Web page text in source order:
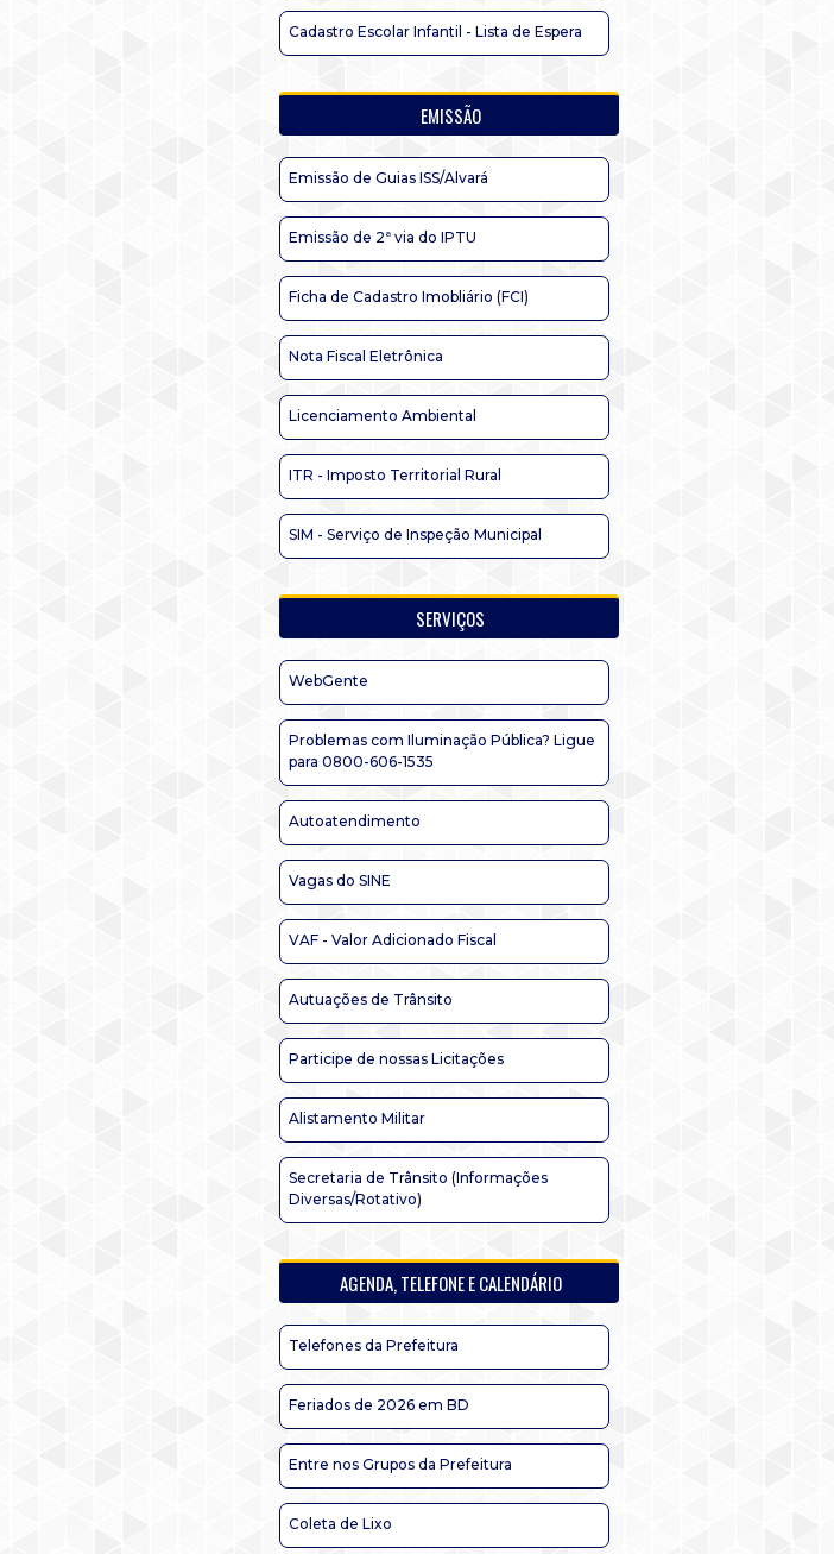
Cadastro Escolar Infantil - Lista de Espera
EMISSÃO
Emissão de Guias ISS/Alvará
Emissão de 2ª via do IPTU
Ficha de Cadastro Imobliário (FCI)
Nota Fiscal Eletrônica
Licenciamento Ambiental
ITR - Imposto Territorial Rural
SIM - Serviço de Inspeção Municipal
SERVIÇOS
WebGente
Problemas com Iluminação Pública? Ligue
para 0800-606-1535
Autoatendimento
Vagas do SINE
VAF - Valor Adicionado Fiscal
Autuações de Trânsito
Participe de nossas Licitações
Alistamento Militar
Secretaria de Trânsito (Informações
Diversas/Rotativo)
AGENDA, TELEFONE E CALENDÁRIO
Telefones da Prefeitura
Feriados de 2026 em BD
Entre nos Grupos da Prefeitura
Coleta de Lixo